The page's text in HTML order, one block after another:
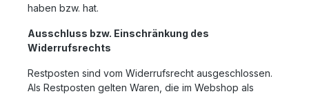
haben bzw. hat.
Ausschluss bzw. Einschränkung des
Widerrufsrechts
Restposten sind vom Widerrufsrecht ausgeschlossen.
Als Restposten gelten Waren, die im Webshop als